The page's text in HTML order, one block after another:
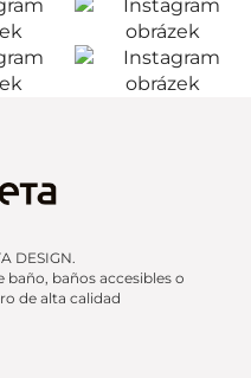
DESIGN.
baño, baños accesibles o
de alta calidad